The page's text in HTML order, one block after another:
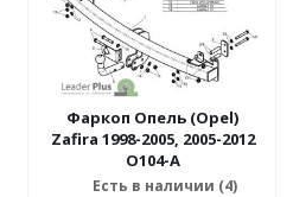
Фаркоп Опель (Opel)
Zafira 1998-2005, 2005-2012
O104-A
Есть в наличии (4)